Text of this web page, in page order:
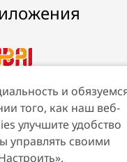
и
того, как наш веб-
улучшите удобство
управлять своими
приложение
Calendar